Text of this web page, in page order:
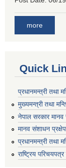
more
Quick
प्रधानमन्त्री तथा
मुख्यमन्त्री तथा
नेपाल सरकार मानव
मानव संशाधन
प्रधानमन्त्री तथा
राष्ट्रिय